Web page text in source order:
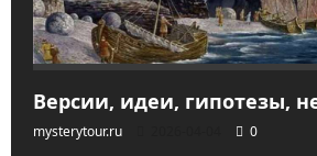
Версии, идеи, гипотезы,
mysterytour.ru 0